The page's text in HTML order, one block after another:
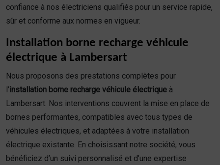
confiance à nos électriciens qualifiés pour un service rapide,
sûr et conforme aux normes en vigueur.
Installation borne recharge véhicule
électrique à Lambersart
Nous proposons des prestations complètes pour
l’installation borne recharge véhicule électrique à
Lambersart. Nos interventions couvrent la mise en place de
bornes performantes, compatibles avec tous types de
véhicules électriques, et adaptées à votre installation
électrique existante. En choisissant notre société, vous
bénéficiez d’un suivi personnalisé et d’une expertise